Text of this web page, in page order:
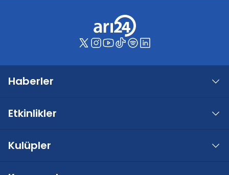
Haberler
Etkinlikler
Kulüpler